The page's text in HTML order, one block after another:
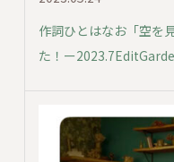
作詞ひとはなお「空を
た！ー